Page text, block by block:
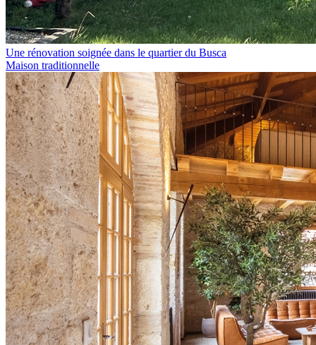
Une rénovation soignée dans le quartier du Busca
Maison traditionnelle